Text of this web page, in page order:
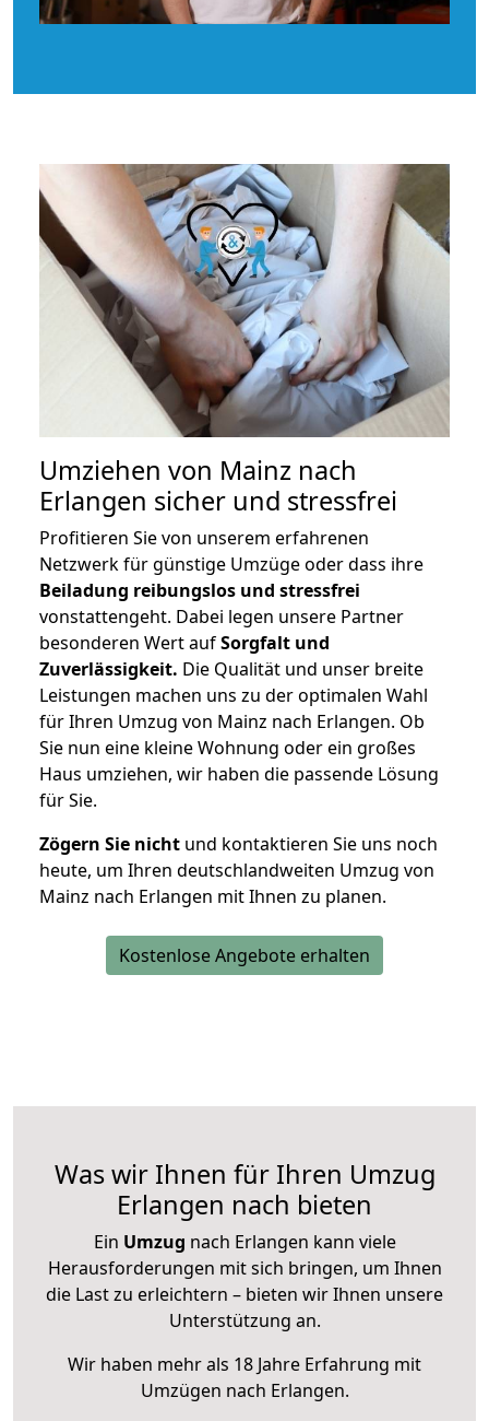
Umziehen von Mainz nach
Erlangen sicher und stressfrei
Profitieren Sie von unserem erfahrenen
Netzwerk für günstige Umzüge oder dass ihre
Beiladung reibungslos und stressfrei
vonstattengeht. Dabei legen unsere Partner
besonderen Wert aufSorgfalt und
Zuverlässigkeit. Die Qualität und unser breite
Leistungen machen uns zu der optimalen Wahl
für Ihren Umzug von Mainz nach Erlangen. Ob
Sie nun eine kleine Wohnung oder ein großes
Haus umziehen, wir haben die passende Lösung
für Sie.
Zögern Sie nicht und kontaktieren Sie uns noch
heute, um Ihren deutschlandweiten Umzug von
Mainz nach Erlangen mit Ihnen zu planen.
Kostenlose Angebote erhalten
Was wir Ihnen für Ihren Umzug
Erlangen nach bieten
Ein Umzug nach Erlangen kann viele
Herausforderungen mit sich bringen, um Ihnen
die Last zu erleichtern – bieten wir Ihnen unsere
Unterstützung an.
Wir haben mehr als 18 Jahre Erfahrung mit
Umzügen nach Erlangen.